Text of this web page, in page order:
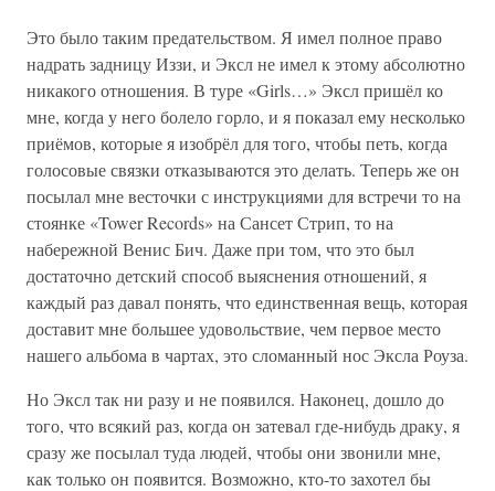
Это было таким предательством. Я имел полное право
надрать задницу Иззи, и Эксл не имел к этому абсолютно
никакого отношения. В туре «Girls…» Эксл пришёл ко
мне, когда у него болело горло, и я показал ему несколько
приёмов, которые я изобрёл для того, чтобы петь, когда
голосовые связки отказываются это делать. Теперь же он
посылал мне весточки с инструкциями для встречи то на
стоянке «Tower Records» на Сансет Стрип, то на
набережной Венис Бич. Даже при том, что это был
достаточно детский способ выяснения отношений, я
каждый раз давал понять, что единственная вещь, которая
доставит мне большее удовольствие, чем первое место
нашего альбома в чартах, это сломанный нос Эксла Роуза.
Но Эксл так ни разу и не появился. Наконец, дошло до
того, что всякий раз, когда он затевал где-нибудь драку, я
сразу же посылал туда людей, чтобы они звонили мне,
как только он появится. Возможно, кто-то захотел бы